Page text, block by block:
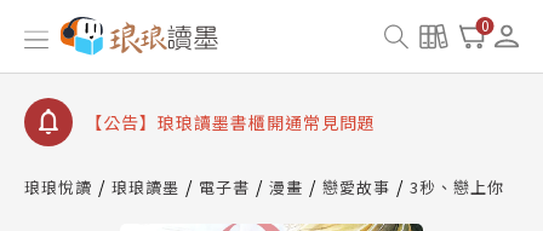
0
查詢
【公告】琅琅讀墨數位閱讀資產合併與書櫃開通申請
【公告】琅琅讀墨 3 分鐘完成書櫃開通與資產合併申
【公告】琅琅書店服務升級重要說明及資產合併結果
琅琅悅讀 琅琅讀墨 電子書 漫畫 戀愛故事 3秒、戀上你